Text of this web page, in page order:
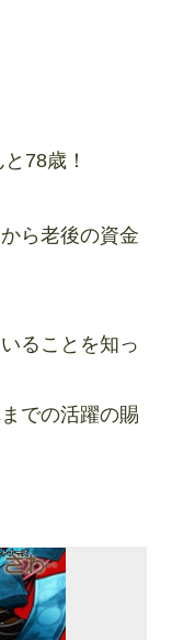
78歳！
ら老後の資金
ることを知っ
での活躍の賜